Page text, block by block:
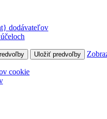
dodávateľov
Uložiť predvoľby
cookie